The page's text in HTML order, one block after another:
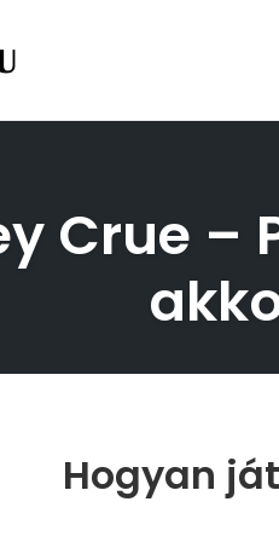
Crue –
Hogyan